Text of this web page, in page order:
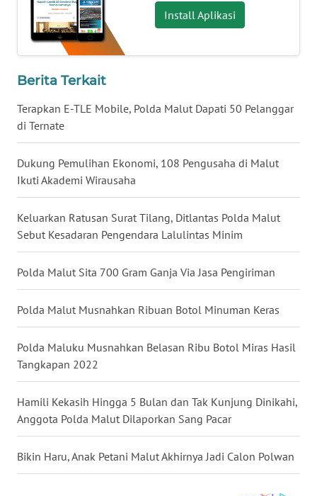
Install Aplikasi
Berita Terkait
Terapkan E-TLE Mobile, Polda Malut Dapati 50 Pelanggar
di Ternate
Dukung Pemulihan Ekonomi, 108 Pengusaha di Malut
Ikuti Akademi Wirausaha
Keluarkan Ratusan Surat Tilang, Ditlantas Polda Malut
Sebut Kesadaran Pengendara Lalulintas Minim
Polda Malut Sita 700 Gram Ganja Via Jasa Pengiriman
Polda Malut Musnahkan Ribuan Botol Minuman Keras
Polda Maluku Musnahkan Belasan Ribu Botol Miras Hasil
Tangkapan 2022
Hamili Kekasih Hingga 5 Bulan dan Tak Kunjung Dinikahi,
Anggota Polda Malut Dilaporkan Sang Pacar
Bikin Haru, Anak Petani Malut Akhirnya Jadi Calon Polwan
WN
NUSANTARA
WN
WN
KALTENG
WN
KALTARA
WN
KALSEL
WN